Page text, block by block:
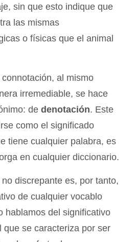
sin que esto indique que
las mismas
o físicas que el animal
al mismo
irremediable, se hace
de denotación. Este
como el significado
tiene cualquier palabra, es
en cualquier diccionario.
discrepante es, por tanto,
de cualquier vocablo
hablamos del significativo
que se caracteriza por ser